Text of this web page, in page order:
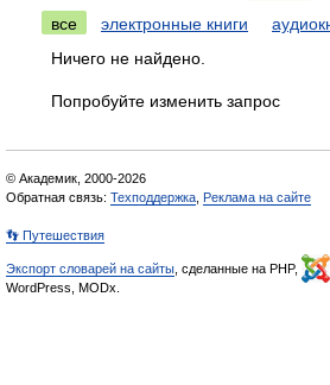
все
электронные книги
Ничего не найдено.
Попробуйте изменить запрос
© Академик, 2000-2026
Обратная связь: Техподдержка Реклама на сайте
👣 Путешествия
Экспорт словарей на сайты , сделанные на PHP,
WordPress, MODx.